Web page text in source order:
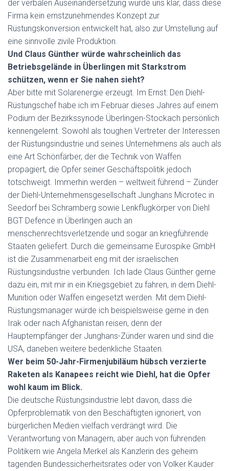
der verbalen Auseinandersetzung wurde uns klar, dass diese
Firma kein ernstzunehmendes Konzept zur
Rüstungskonversion entwickelt hat, also zur Umstellung auf
eine sinnvolle zivile Produktion.
Und Claus Günther würde wahrscheinlich das
Betriebsgelände in Überlingen mit Starkstrom
schützen, wenn er Sie nahen sieht?
Aber bitte mit Solarenergie erzeugt. Im Ernst: Den Diehl-
Rüstungschef habe ich im Februar dieses Jahres auf einem
Podium der Bezirkssynode Überlingen-Stockach persönlich
kennengelernt. Sowohl als toughen Vertreter der Interessen
der Rüstungsindustrie und seines Unternehmens als auch als
eine Art Schönfärber, der die Technik von Waffen
propagiert, die Opfer seiner Geschäftspolitik jedoch
totschweigt. Immerhin werden – weltweit führend – Zünder
der Diehl-Unternehmensgesellschaft Junghans Microtec in
Seedorf bei Schramberg sowie Lenkflugkörper von Diehl
BGT Defence in Überlingen auch an
menschenrechtsverletzende und sogar an kriegführende
Staaten geliefert. Durch die gemeinsame Eurospike GmbH
ist die Zusammenarbeit eng mit der israelischen
Rüstungsindustrie verbunden. Ich lade Claus Günther gerne
dazu ein, mit mir in ein Kriegsgebiet zu fahren, in dem Diehl-
Munition oder Waffen eingesetzt werden. Mit dem Diehl-
Rüstungsmanager würde ich beispielsweise gerne in den
Irak oder nach Afghanistan reisen, denn der
Hauptempfänger der Junghans-Zünder waren und sind die
USA, daneben weitere bedenkliche Staaten.
Wer beim 50-Jahr-Firmenjubiläum hübsch verzierte
Raketen als Kanapees reicht wie Diehl, hat die Opfer
wohl kaum im Blick.
Die deutsche Rüstungsindustrie lebt davon, dass die
Opferproblematik von den Beschäftigten ignoriert, von
bürgerlichen Medien vielfach verdrängt wird. Die
Verantwortung von Managern, aber auch von führenden
Politikern wie Angela Merkel als Kanzlerin des geheim
tagenden Bundessicherheitsrates oder von Volker Kauder